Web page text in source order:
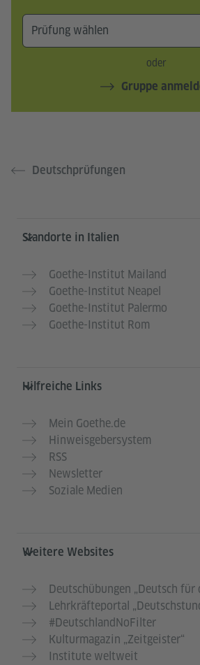
oder
Gruppe
Deutschprüfungen
Service- und
Standorte in Italien
Goethe-Institut Mailand
Goethe-Institut Neapel
Goethe-Institut Palermo
Goethe-Institut Rom
Hilfreiche Links
Mein Goethe.de
Hinweisgebersystem
RSS
Newsletter
Soziale Medien
Weitere Websites
Deutschübungen „Deutsch für
Lehrkräfteportal
#DeutschlandNoFilter
Kulturmagazin „Zeitgeister“
Institute weltweit